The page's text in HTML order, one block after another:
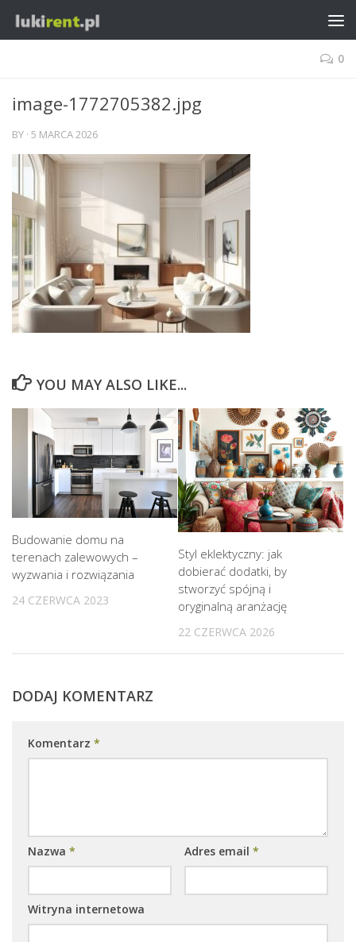
0
image-1772705382.jpg
BY · 5 MARCA 2026
YOU MAY ALSO LIKE...
Budowanie domu na
terenach zalewowych –
wyzwania i rozwiązania
24 CZERWCA 2023
Styl eklektyczny: jak
dobierać dodatki, by
stworzyć spójną i
oryginalną aranżację
22 CZERWCA 2026
DODAJ KOMENTARZ
Komentarz *
Nazwa * Adres email *
Witryna internetowa